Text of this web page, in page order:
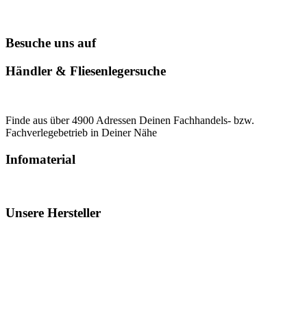
Besuche uns auf
Händler & Fliesenlegersuche
Finde aus über 4900 Adressen Deinen Fachhandels- bzw.
Fachverlegebetrieb in Deiner Nähe
Infomaterial
Unsere Hersteller